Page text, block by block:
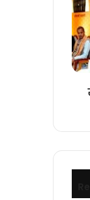
राष्ट्र
की
सेवा
है
: